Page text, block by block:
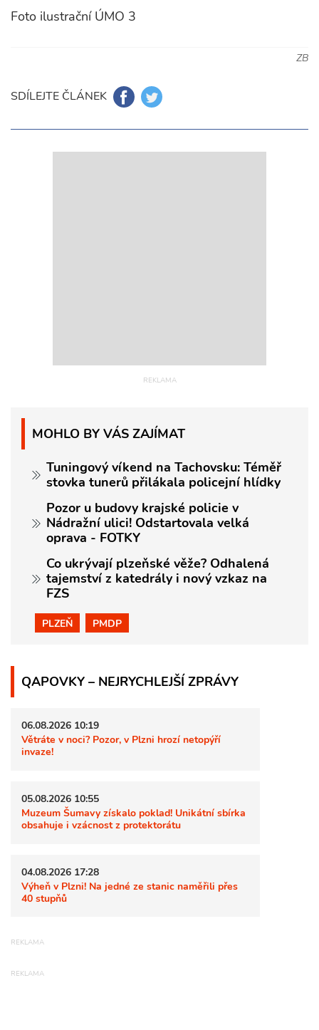
Foto ilustrační ÚMO 3
ZB
SDÍLEJTE ČLÁNEK
MOHLO BY VÁS ZAJÍMAT
Tuningový víkend na Tachovsku: Téměř
stovka tunerů přilákala policejní hlídky
Pozor u budovy krajské policie v
Nádražní ulici! Odstartovala velká
oprava - FOTKY
Co ukrývají plzeňské věže? Odhalená
tajemství z katedrály i nový vzkaz na
FZS
PLZEŇ PMDP
QAPOVKY – NEJRYCHLEJŠÍ ZPRÁVY
06.08.2026 10:19
Větráte v noci? Pozor, v Plzni hrozí netopýří
invaze!
05.08.2026 10:55
Muzeum Šumavy získalo poklad! Unikátní sbírka
obsahuje i vzácnost z protektorátu
04.08.2026 17:28
Výheň v Plzni! Na jedné ze stanic naměřili přes
40 stupňů